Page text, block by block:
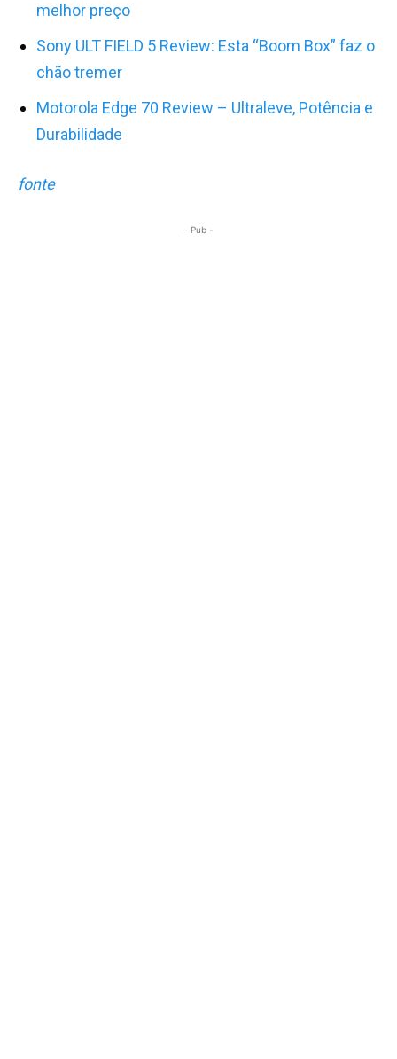
melhor preço
Sony ULT FIELD 5 Review: Esta “Boom Box” faz o
chão tremer
Motorola Edge 70 Review – Ultraleve, Potência e
Durabilidade
fonte
- Pub -